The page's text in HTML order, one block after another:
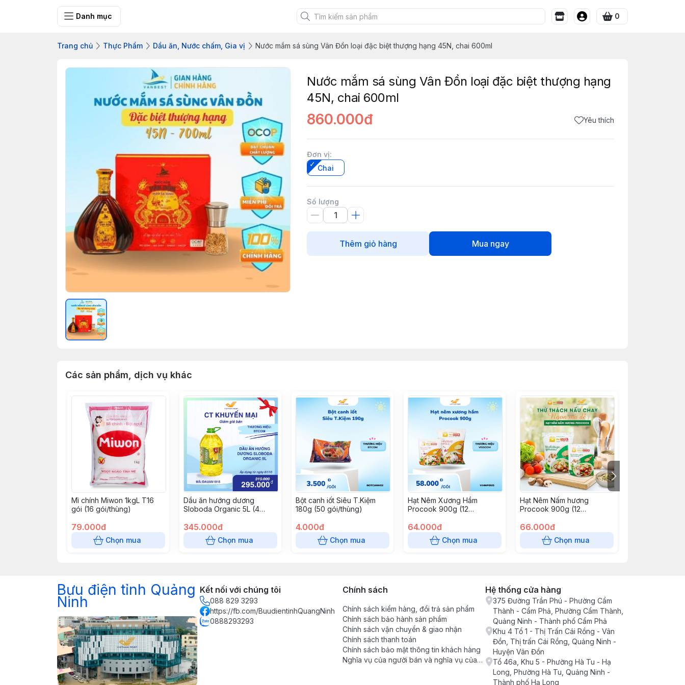
Danh mục 0
Trang chủ Thực Phẩm Dầu ăn, Nước chấm, Gia vị Nước mắm sá sùng Vân Đồn loại đặc biệt thượng hạng 45N, chai 600ml
Nước mắm sá sùng Vân Đồn loại đặc biệt thượng hạng
45N, chai 600ml
860.000đ Yêu thích
Đơn vị:
Chai
Số lượng
Thêm giỏ hàng Mua ngay
Các sản phẩm, dịch vụ khác
Mì chính Miwon 1kgL T16
gói (16 gói/thùng)
79.000đ
Chọn mua
Dầu ăn hướng dương
Sloboda Organic 5L (4
345.000đ
Chọn mua
Bột canh iốt Siêu T.Kiệm
180g (50 gói/thùng)
4.000đ
Chọn mua
Hạt Nêm Xương Hầm
Procook 900g (12
64.000đ
Chọn mua
Hạt Nêm Nấm hương
Procook 900g (12
66.000đ
Chọn mua
Bưu điện tỉnh Quảng
Ninh
Kết nối với chúng tôi
088 829 3293
https://fb.com/BuudientinhQuangNinh
0888293293
Chính sách
Chính sách kiểm hàng, đổi trả sản phẩm
Chính sách bảo hành sản phẩm
Chính sách vận chuyển & giao nhận
Chính sách thanh toán
Chính sách bảo mật thông tin khách hàng
Nghĩa vụ của người bán và nghĩa vụ của
Hệ thống cửa hàng
375 Đường Trần Phú - Phường Cẩm
Thành - Cẩm Phả, Phường Cẩm Thành,
Quảng Ninh - Thành phố Cẩm Phả
Khu 4 Tổ 1 - Thị Trấn Cái Rồng - Vân
Đồn, Thị trấn Cái Rồng, Quảng Ninh -
Huyện Vân Đồn
Tổ 46a, Khu 5 - Phường Hà Tu - Hạ
Long, Phường Hà Tu, Quảng Ninh -
Thành phố Hạ Long